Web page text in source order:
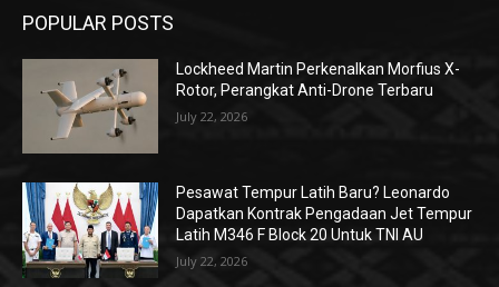
POPULAR POSTS
Lockheed Martin Perkenalkan Morfius X-
Rotor, Perangkat Anti-Drone Terbaru
July 22, 2026
Pesawat Tempur Latih Baru? Leonardo
Dapatkan Kontrak Pengadaan Jet Tempur
Latih M346 F Block 20 Untuk TNI AU
July 22, 2026